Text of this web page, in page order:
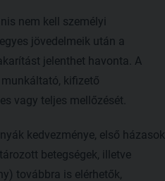
nem kell személyi
jövedelmeik után a
jelenthet havonta. A
kifizető
vagy teljes mellőzését.
kedvezménye, első házasok
betegségek, illetve
továbbra is elérhetők,